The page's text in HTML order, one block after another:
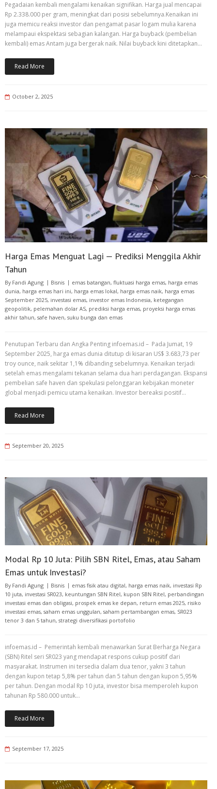
Pegadaian kembali mengalami kenaikan signifikan. Harga jual mencapai
Rp 2.338.000 per gram, meningkat dari posisi sebelumnya.Kenaikan ini
juga memicu reaksi investor dan pengamat pasar logam mulia karena
melampaui ekspektasi sebagian kalangan. Harga buyback (pembelian
kembali) emas Antam juga bergerak naik. Nilai buyback kini ditetapkan…
Read More
October 2, 2025
Harga Emas Menguat Lagi — Prediksi Menggila Akhir
Tahun
By Fandi Agung Bisnis emas batangan, fluktuasi harga emas, harga emas
dunia, harga emas hari ini, harga emas lokal, harga emas naik, harga emas
September 2025, investasi emas, investor emas Indonesia, ketegangan
geopolitik, pelemahan dolar AS, prediksi harga emas, proyeksi harga emas
akhir tahun, safe haven, suku bunga dan emas
Penutupan Terbaru dan Angka Penting infoemas.id – Pada Jumat, 19
September 2025, harga emas dunia ditutup di kisaran US$ 3.683,73 per
troy ounce, naik sekitar 1,1% dibanding sebelumnya. Kenaikan terjadi
setelah emas mengalami tekanan selama dua hari perdagangan. Ekspansi
pembelian safe haven dan spekulasi pelonggaran kebijakan moneter
global menjadi pemicu utama kenaikan. Investor bereaksi positif…
Read More
September 20, 2025
Modal Rp 10 Juta: Pilih SBN Ritel, Emas, atau Saham
Emas untuk Investasi?
By Fandi Agung Bisnis emas fisik atau digital, harga emas naik, investasi Rp
10 juta, investasi SR023, keuntungan SBN Ritel, kupon SBN Ritel, perbandingan
investasi emas dan obligasi, prospek emas ke depan, return emas 2025, risiko
investasi emas, saham emas unggulan, saham pertambangan emas, SR023
tenor 3 dan 5 tahun, strategi diversifikasi portofolio
infoemas.id – Pemerintah kembali menawarkan Surat Berharga Negara
(SBN) Ritel seri SR023 yang mendapat respons cukup positif dari
masyarakat. Instrumen ini tersedia dalam dua tenor, yakni 3 tahun
dengan kupon tetap 5,8% per tahun dan 5 tahun dengan kupon 5,95%
per tahun. Dengan modal Rp 10 juta, investor bisa memperoleh kupon
tahunan Rp 580.000 untuk…
Read More
September 17, 2025